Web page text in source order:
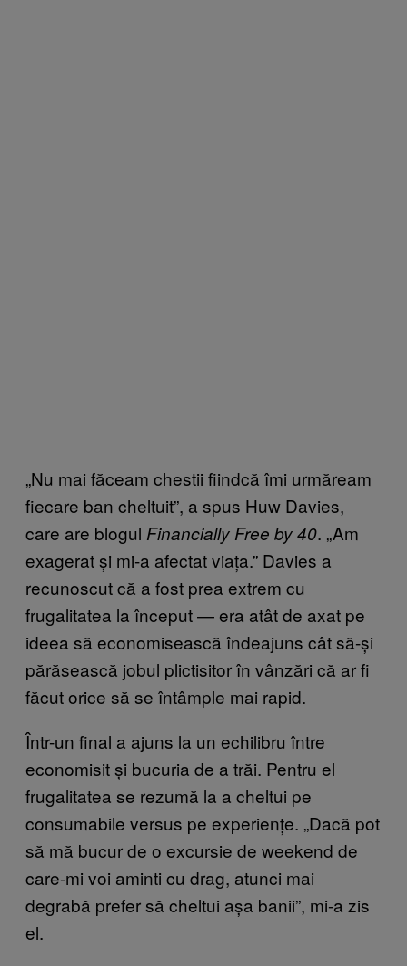
„Nu mai făceam chestii fiindcă îmi urmăream
fiecare ban cheltuit”, a spus Huw Davies,
care are blogul Financially Free by 40. „Am
exagerat și mi-a afectat viața.” Davies a
recunoscut că a fost prea extrem cu
frugalitatea la început — era atât de axat pe
ideea să economisească îndeajuns cât să-și
părăsească jobul plictisitor în vânzări că ar fi
făcut orice să se întâmple mai rapid.
Într-un final a ajuns la un echilibru între
economisit și bucuria de a trăi. Pentru el
frugalitatea se rezumă la a cheltui pe
consumabile versus pe experiențe. „Dacă pot
să mă bucur de o excursie de weekend de
care-mi voi aminti cu drag, atunci mai
degrabă prefer să cheltui așa banii”, mi-a zis
el.